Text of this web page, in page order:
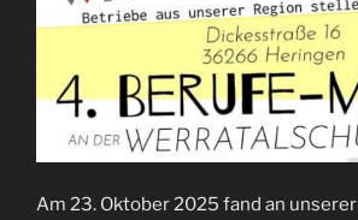
Am 23. Oktober 2025 fand an